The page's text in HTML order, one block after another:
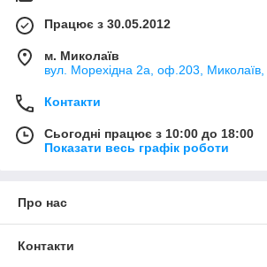
Працює з 30.05.2012
м. Миколаїв
вул. Морехідна 2а, оф.203, Миколаїв,
Контакти
Сьогодні працює з 10:00 до 18:00
Показати весь графік роботи
Про нас
Контакти